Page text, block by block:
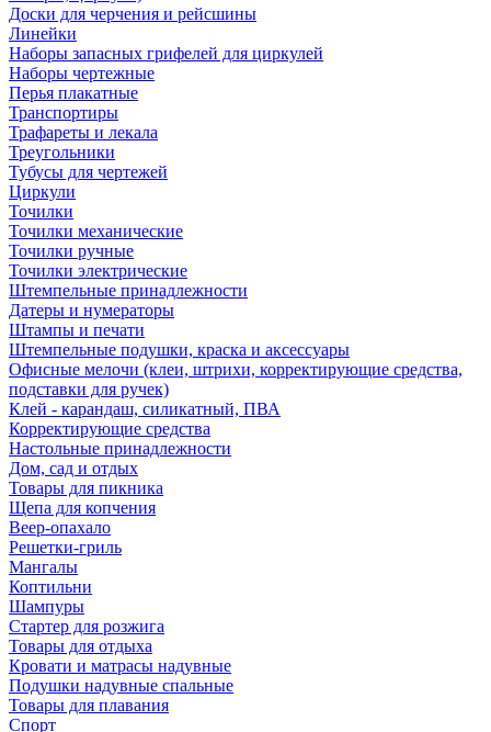
Доски для черчения и рейсшины
Линейки
Наборы запасных грифелей для циркулей
Наборы чертежные
Перья плакатные
Транспортиры
Трафареты и лекала
Треугольники
Тубусы для чертежей
Циркули
Точилки
Точилки механические
Точилки ручные
Точилки электрические
Штемпельные принадлежности
Датеры и нумераторы
Штампы и печати
Штемпельные подушки, краска и аксессуары
Офисные мелочи (клеи, штрихи, корректирующие средства,
подставки для ручек)
Клей - карандаш, силикатный, ПВА
Корректирующие средства
Настольные принадлежности
Дом, сад и отдых
Товары для пикника
Щепа для копчения
Веер-опахало
Решетки-гриль
Мангалы
Коптильни
Шампуры
Стартер для розжига
Товары для отдыха
Кровати и матрасы надувные
Подушки надувные спальные
Товары для плавания
Спорт